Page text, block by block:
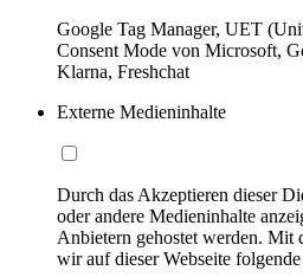
Google Tag Manager, UET
Consent Mode von Microsoft,
Klarna, Freshchat
Externe Medieninhalte
Durch das Akzeptieren dieser
oder andere Medieninhalte
Anbietern gehostet werden. Mit
wir auf dieser Webseite